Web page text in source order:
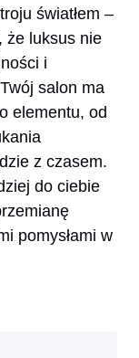
światłem –
że luksus nie
i
salon ma
elementu, od
z czasem.
do ciebie
pomysłami w